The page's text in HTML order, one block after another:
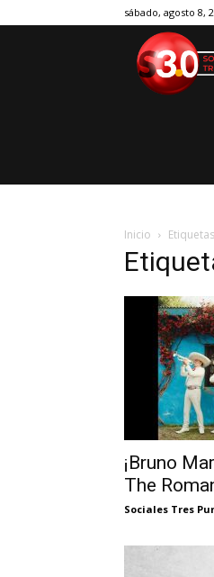
sábado, agosto 8,
Inicio Etiquetas
¡Bruno
The
Sociales Tres